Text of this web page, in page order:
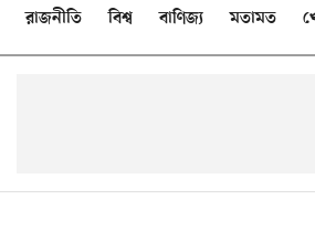
রাজনীতি বিশ্ব বাণিজ্য মতামত